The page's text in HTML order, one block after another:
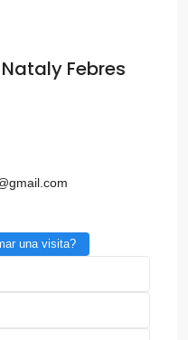
Febres
una visita?